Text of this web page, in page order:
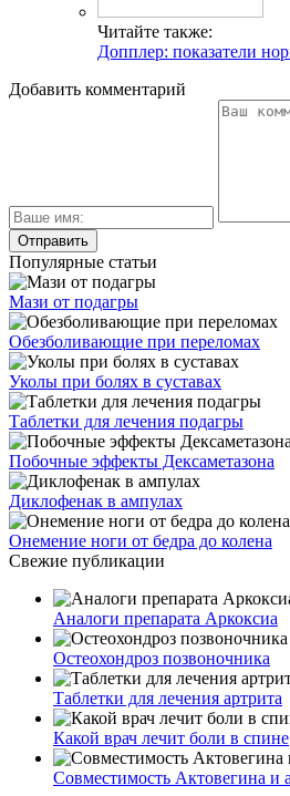
Читайте также:
Допплер: показатели
Добавить комментарий
Популярные статьи
Мази от подагры
Обезболивающие при переломах
Уколы при болях в суставах
Таблетки для лечения подагры
Побочные эффекты Дексаметазона
Диклофенак в ампулах
Онемение ноги от бедра до колена
Свежие публикации
Аналоги препарата Аркоксиа
Остеохондроз позвоночника
Таблетки для лечения артрита
Какой врач лечит боли в спине
Совместимость Актовегина и